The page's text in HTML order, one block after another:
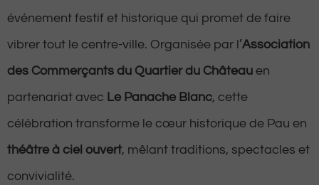
événement festif et historique qui promet de faire
vibrer tout le centre-ville. Organisée par l’Association
des Commerçants du Quartier du Château en
partenariat avec Le Panache Blanc, cette
célébration transforme le cœur historique de Pau en
théâtre à ciel ouvert, mêlant traditions, spectacles et
convivialité.